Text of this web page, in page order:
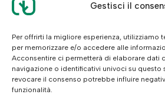
Gestisci il
Per offrirti la migliore esperienza, utilizziamo
per memorizzare e/o accedere alle
Acconsentire ci permetterà di elaborare dati
navigazione o identificativi univoci su questo
revocare il consenso potrebbe influire
funzionalità.
ALTRE INFO
Legal